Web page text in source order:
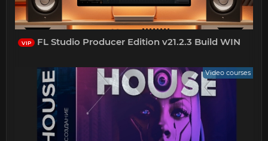
VIP FL Studio Producer Edition v21.2.3 Build WIN
Video courses